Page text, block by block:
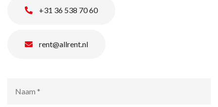
+31 36 538 70 60
rent@allrent.nl